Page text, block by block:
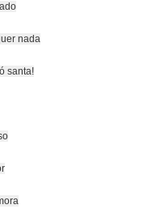
nada
santa!